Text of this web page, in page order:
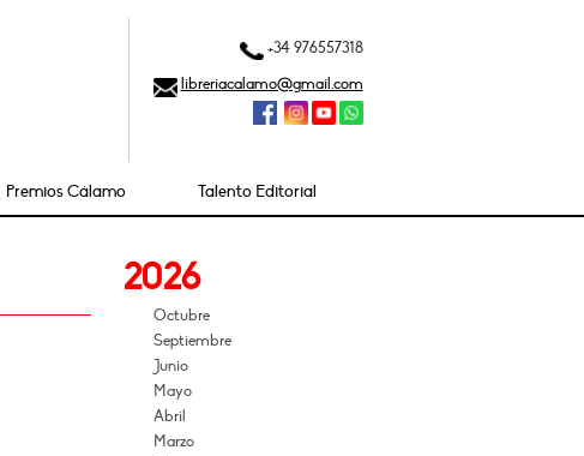
+34 976557318
libreriacalamo@gmail.com
Premios Cálamo Talento Editorial
2026
Octubre
Septiembre
Junio
Mayo
Abril
Marzo